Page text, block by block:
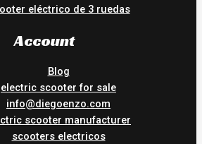
eléctrico de 3 ruedas
Account
Blog
electric scooter for sale
info@diegoenzo.com
scooter manufacturer
scooters electricos